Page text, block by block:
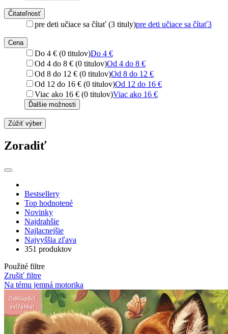
Čitateľnosť
pre deti učiace sa čítať (3 tituly)pre deti učiace sa čítať3
Cena
Do 4 € (0 titulov)Do 4 €
Od 4 do 8 € (0 titulov)Od 4 do 8 €
Od 8 do 12 € (0 titulov)Od 8 do 12 €
Od 12 do 16 € (0 titulov)Od 12 do 16 €
Viac ako 16 € (0 titulov)Viac ako 16 €
Ďalšie možnosti
Zúžiť výber
Zoradiť
Bestsellery
Top hodnotené
Novinky
Najdrahšie
Najlacnejšie
Najvyššia zľava
351 produktov
Použité filtre
Zrušiť filtre
Na tému jemná motorika